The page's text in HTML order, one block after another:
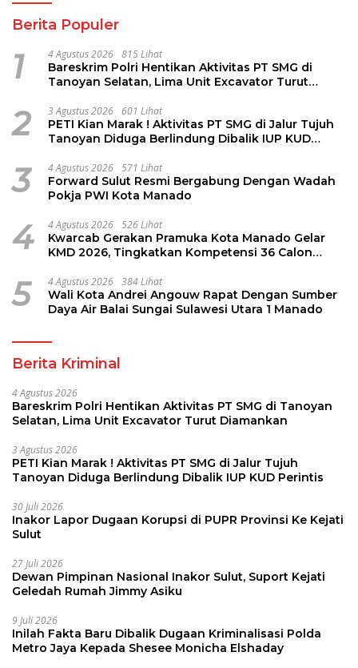
Berita Populer
1 4 Agustus 2026 815 Lihat
Bareskrim Polri Hentikan Aktivitas PT SMG di
Tanoyan Selatan, Lima Unit Excavator Turut
2 3 Agustus 2026 601 Lihat
PETI Kian Marak ! Aktivitas PT SMG di Jalur Tujuh
Tanoyan Diduga Berlindung Dibalik IUP KUD
3 4 Agustus 2026 571 Lihat
Forward Sulut Resmi Bergabung Dengan Wadah
Pokja PWI Kota Manado
4 4 Agustus 2026 526 Lihat
Kwarcab Gerakan Pramuka Kota Manado Gelar
KMD 2026, Tingkatkan Kompetensi 36 Calon
5 4 Agustus 2026 384 Lihat
Wali Kota Andrei Angouw Rapat Dengan Sumber
Daya Air Balai Sungai Sulawesi Utara 1 Manado
Berita Kriminal
4 Agustus 2026
Bareskrim Polri Hentikan Aktivitas PT SMG di Tanoyan
Selatan, Lima Unit Excavator Turut Diamankan
3 Agustus 2026
PETI Kian Marak ! Aktivitas PT SMG di Jalur Tujuh
Tanoyan Diduga Berlindung Dibalik IUP KUD Perintis
30 Juli 2026
Inakor Lapor Dugaan Korupsi di PUPR Provinsi Ke Kejati
Sulut
27 Juli 2026
Dewan Pimpinan Nasional Inakor Sulut, Suport Kejati
Geledah Rumah Jimmy Asiku
9 Juli 2026
Inilah Fakta Baru Dibalik Dugaan Kriminalisasi Polda
Metro Jaya Kepada Shesee Monicha Elshaday